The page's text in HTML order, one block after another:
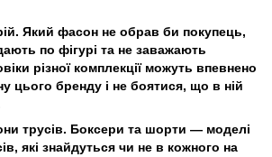
Який фасон не обрав би покупець,
по фігурі та не заважають
різної комплекції можуть впевнено
цього бренду і не боятися, що в ній
трусів. Боксери та шорти — моделі
які знайдуться чи не в кожного на